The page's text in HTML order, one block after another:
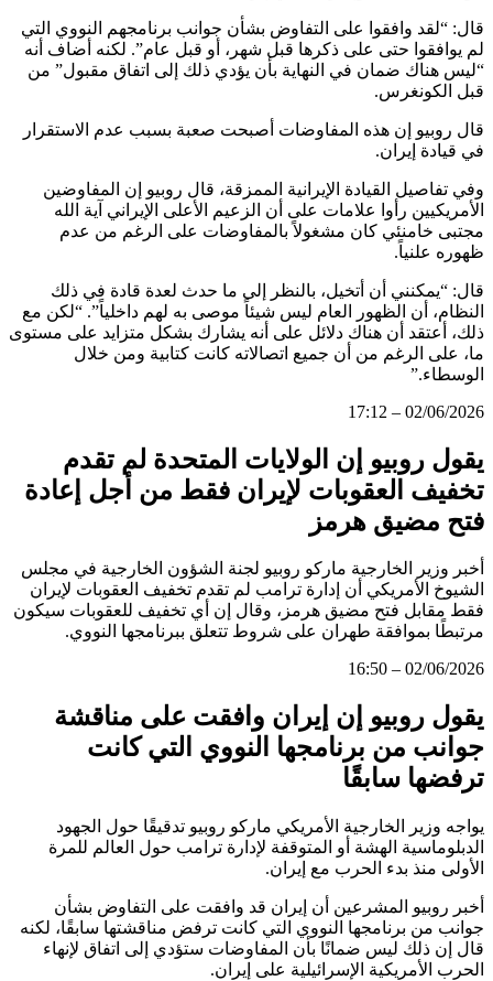
قال: “لقد وافقوا على التفاوض بشأن جوانب برنامجهم النووي التي
لم يوافقوا حتى على ذكرها قبل شهر، أو قبل عام”. لكنه أضاف أنه
“ليس هناك ضمان في النهاية بأن يؤدي ذلك إلى اتفاق مقبول” من
قبل الكونغرس.
قال روبيو إن هذه المفاوضات أصبحت صعبة بسبب عدم الاستقرار
في قيادة إيران.
وفي تفاصيل القيادة الإيرانية الممزقة، قال روبيو إن المفاوضين
الأمريكيين رأوا علامات على أن الزعيم الأعلى الإيراني آية الله
مجتبى خامنئي كان مشغولاً بالمفاوضات على الرغم من عدم
ظهوره علنياً.
قال: “يمكنني أن أتخيل، بالنظر إلى ما حدث لعدة قادة في ذلك
النظام، أن الظهور العام ليس شيئاً موصى به لهم داخلياً”. “لكن مع
ذلك، أعتقد أن هناك دلائل على أنه يشارك بشكل متزايد على مستوى
ما، على الرغم من أن جميع اتصالاته كانت كتابية ومن خلال
الوسطاء.”
02/06/2026 – 17:12
يقول روبيو إن الولايات المتحدة لم تقدم
تخفيف العقوبات لإيران فقط من أجل إعادة
فتح مضيق هرمز
أخبر وزير الخارجية ماركو روبيو لجنة الشؤون الخارجية في مجلس
الشيوخ الأمريكي أن إدارة ترامب لم تقدم تخفيف العقوبات لإيران
فقط مقابل فتح مضيق هرمز، وقال إن أي تخفيف للعقوبات سيكون
مرتبطًا بموافقة طهران على شروط تتعلق ببرنامجها النووي.
02/06/2026 – 16:50
يقول روبيو إن إيران وافقت على مناقشة
جوانب من برنامجها النووي التي كانت
ترفضها سابقًا
يواجه وزير الخارجية الأمريكي ماركو روبيو تدقيقًا حول الجهود
الدبلوماسية الهشة أو المتوقفة لإدارة ترامب حول العالم للمرة
الأولى منذ بدء الحرب مع إيران.
أخبر روبيو المشرعين أن إيران قد وافقت على التفاوض بشأن
جوانب من برنامجها النووي التي كانت ترفض مناقشتها سابقًا، لكنه
قال إن ذلك ليس ضمانًا بأن المفاوضات ستؤدي إلى اتفاق لإنهاء
الحرب الأمريكية الإسرائيلية على إيران.